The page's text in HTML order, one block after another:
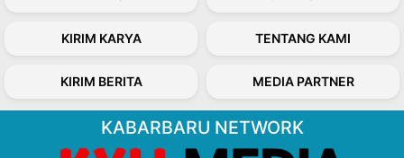
KIRIM KARYA TENTANG KAMI
KIRIM BERITA MEDIA PARTNER
KABARBARU NETWORK